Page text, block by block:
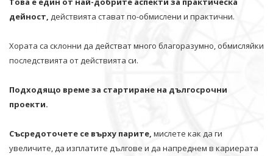
дейност, действията стават по-обмислени и практични.
Хората са склонни да действат много благоразумно, обмисляйки
последствията от действията си.
Подходящо време за стартиране на дългосрочни
проекти.
Съсредоточете се върху парите, мислете как да ги
увеличите, да изплатите дългове и да напреднем в кариерата